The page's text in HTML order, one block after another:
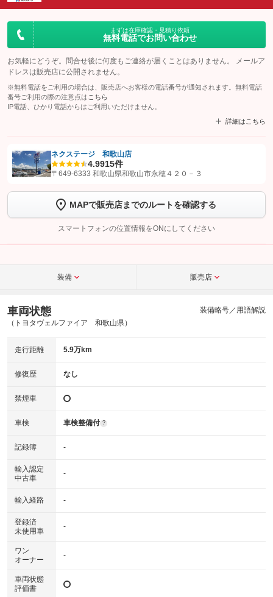
まずは在庫確認・見積り依頼
無料電話でお問い合わせ
お気軽にどうぞ。問合せ後に何度もご連絡が届くことはありません。 メールア
ドレスは販売店に公開されません。
※無料電話をご利用の場合は、販売店へお客様の電話番号が通知されます。無料電話
番号ご利用の際の注意点は こちら
IP電話、ひかり電話からはご利用いただけません。
詳細はこちら
【STEP1】認証画面でグーネットを友だち追加してから「許可する」ボタンを押
トーク画面で
ボタンをタップして問い合わせを
完了してください。
こちら
ネクステージ 和歌山店
4.9915件
〒649-6333 和歌山県和歌山市永穂４２０－３
MAPで販売店までのルートを確認する
スマートフォンの位置情報をONにしてください
装備 販売店
車両状態
（トヨタヴェルファイア 和歌山県）
装備略号／用語解説
走行距離 5.9万km
修復歴 なし
禁煙車
車検 車検整備付 ?
記録簿 -
輸入認定
中古車
-
輸入経路 -
登録済
未使用車
-
ワン
オーナー
-
車両状態
評価書